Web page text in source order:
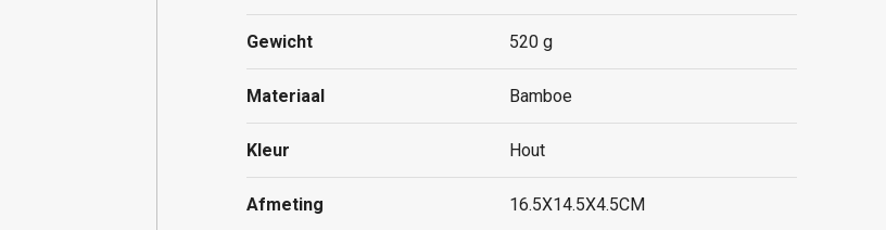
Gewicht 520 g
Materiaal Bamboe
Kleur Hout
Afmeting 16.5X14.5X4.5CM